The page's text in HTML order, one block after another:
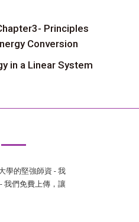
Principles
Conversion
in a Linear System
學的堅強師資 - 我
我們免費上傳，讓